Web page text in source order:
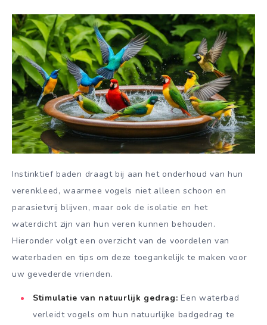
Instinktief baden draagt bij aan het onderhoud van hun
verenkleed, waarmee vogels niet alleen schoon en
parasietvrij blijven, maar ook de isolatie en het
waterdicht zijn van hun veren kunnen behouden.
Hieronder volgt een overzicht van de voordelen van
waterbaden en tips om deze toegankelijk te maken voor
uw gevederde vrienden.
Stimulatie van natuurlijk gedrag: Een waterbad
verleidt vogels om hun natuurlijke badgedrag te